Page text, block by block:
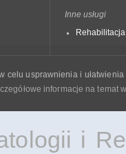
Inne usługi
Rehabilitacja
celu usprawnienia i
informacje na temat
i